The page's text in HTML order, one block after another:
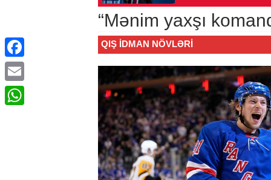
“Mənim yaxşı
QIŞ IDMAN NÖVLƏRI
Facebook
Email